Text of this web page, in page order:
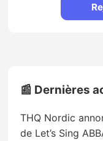
📰 Dernières
THQ Nordic
de Let’s Sing